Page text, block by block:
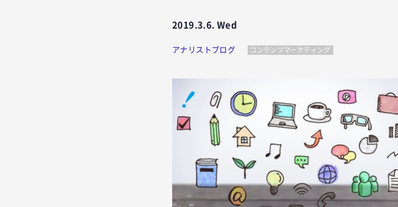
2019.3.6. Wed
アナリストブログ コンテンツマーケティング